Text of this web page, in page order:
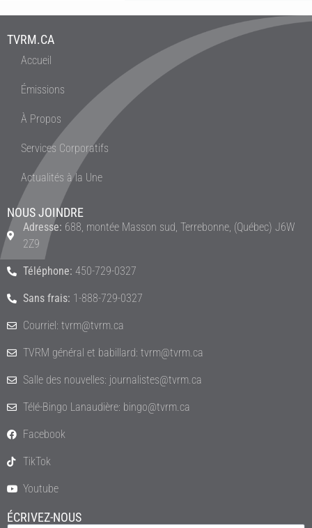
TVRM.CA
Accueil
Émissions
À Propos
Services Corporatifs
Actualités à la Une
NOUS JOINDRE
Adresse: 688, montée Masson sud, Terrebonne, (Québec) J6W
2Z9
Téléphone: 450-729-0327
Sans frais: 1-888-729-0327
Courriel: tvrm@tvrm.ca
TVRM général et babillard: tvrm@tvrm.ca
Salle des nouvelles: journalistes@tvrm.ca
Télé-Bingo Lanaudière: bingo@tvrm.ca
Facebook
TikTok
Youtube
ÉCRIVEZ-NOUS